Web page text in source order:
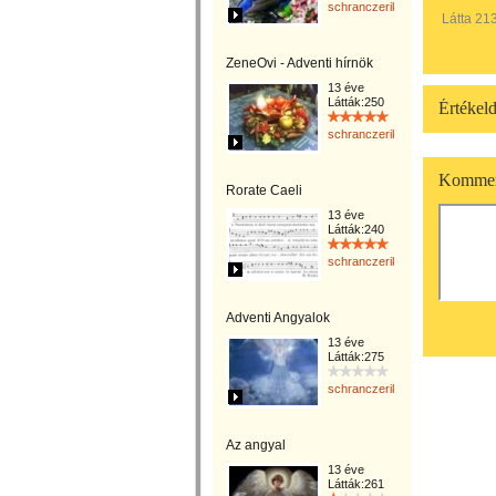
schranczerika
ZeneOvi - Adventi hírnök
13 éve
Látták:250
schranczerika
Rorate Caeli
13 éve
Látták:240
schranczerika
Adventi Angyalok
13 éve
Látták:275
schranczerika
Az angyal
13 éve
Látták:261
Látta